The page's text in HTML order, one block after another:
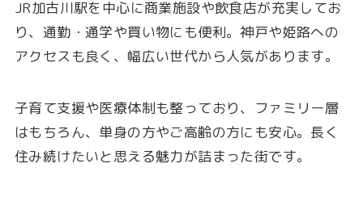
JR加古川駅を中心に商業施設や飲食店が充実してお
り、通勤・通学や買い物にも便利。神戸や姫路への
アクセスも良く、幅広い世代から人気があります。
子育て支援や医療体制も整っており、ファミリー層
はもちろん、単身の方やご高齢の方にも安心。長く
住み続けたいと思える魅力が詰まった街です。